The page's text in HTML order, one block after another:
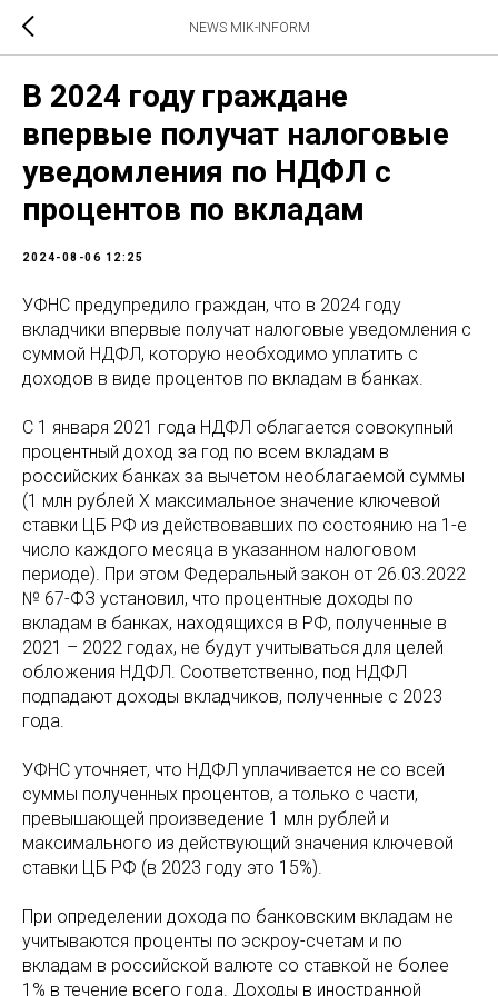
NEWS MIK-INFORM
В 2024 году граждане
впервые получат налоговые
уведомления по НДФЛ с
процентов по вкладам
2024-08-06 12:25
УФНС предупредило граждан, что в 2024 году
вкладчики впервые получат налоговые уведомления с
суммой НДФЛ, которую необходимо уплатить с
доходов в виде процентов по вкладам в банках.
С 1 января 2021 года НДФЛ облагается совокупный
процентный доход за год по всем вкладам в
российских банках за вычетом необлагаемой суммы
(1 млн рублей Х максимальное значение ключевой
ставки ЦБ РФ из действовавших по состоянию на 1-е
число каждого месяца в указанном налоговом
периоде). При этом Федеральный закон от 26.03.2022
№ 67-ФЗ установил, что процентные доходы по
вкладам в банках, находящихся в РФ, полученные в
2021 – 2022 годах, не будут учитываться для целей
обложения НДФЛ. Соответственно, под НДФЛ
подпадают доходы вкладчиков, полученные с 2023
года.
УФНС уточняет, что НДФЛ уплачивается не со всей
суммы полученных процентов, а только с части,
превышающей произведение 1 млн рублей и
максимального из действующий значения ключевой
ставки ЦБ РФ (в 2023 году это 15%).
При определении дохода по банковским вкладам не
учитываются проценты по эскроу-счетам и по
вкладам в российской валюте со ставкой не более
1% в течение всего года. Доходы в иностранной